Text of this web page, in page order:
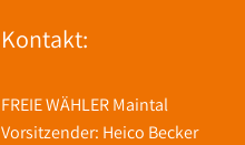
Kontakt:
FREIE WÄHLER Maintal
Vorsitzender: Heico Becker